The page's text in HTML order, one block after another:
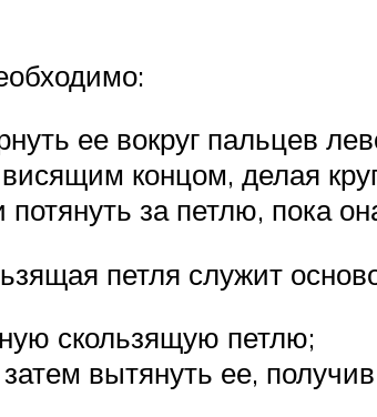
ее вокруг пальцев
концом, делая
за петлю, пока
петля служит
скользящую петлю;
затем вытянуть ее,